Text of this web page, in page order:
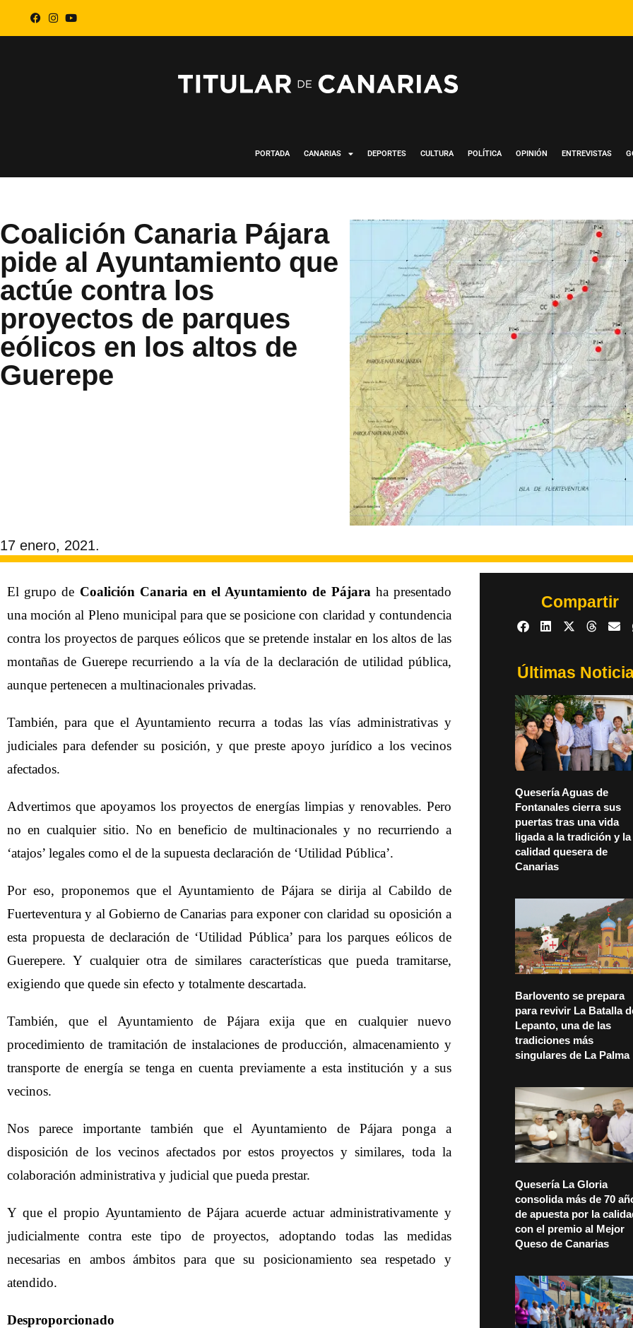
PORTADA CANARIAS DEPORTES CULTURA POLÍTICA OPINIÓN ENTREVISTAS
Coalición Canaria Pájara
pide al Ayuntamiento que
actúe contra los
proyectos de parques
eólicos en los altos de
Guerepe
17 enero, 2021.
El grupo de Coalición Canaria en el Ayuntamiento de Pájara ha presentado
una moción al Pleno municipal para que se posicione con claridad y contundencia
contra los proyectos de parques eólicos que se pretende instalar en los altos de las
montañas de Guerepe recurriendo a la vía de la declaración de utilidad pública,
aunque pertenecen a multinacionales privadas.
También, para que el Ayuntamiento recurra a todas las vías administrativas y
judiciales para defender su posición, y que preste apoyo jurídico a los vecinos
afectados.
Advertimos que apoyamos los proyectos de energías limpias y renovables. Pero
no en cualquier sitio. No en beneficio de multinacionales y no recurriendo a
‘atajos’ legales como el de la supuesta declaración de ‘Utilidad Pública’.
Por eso, proponemos que el Ayuntamiento de Pájara se dirija al Cabildo de
Fuerteventura y al Gobierno de Canarias para exponer con claridad su oposición a
esta propuesta de declaración de ‘Utilidad Pública’ para los parques eólicos de
Guerepere. Y cualquier otra de similares características que pueda tramitarse,
exigiendo que quede sin efecto y totalmente descartada.
También, que el Ayuntamiento de Pájara exija que en cualquier nuevo
procedimiento de tramitación de instalaciones de producción, almacenamiento y
transporte de energía se tenga en cuenta previamente a esta institución y a sus
vecinos.
Nos parece importante también que el Ayuntamiento de Pájara ponga a
disposición de los vecinos afectados por estos proyectos y similares, toda la
colaboración administrativa y judicial que pueda prestar.
Y que el propio Ayuntamiento de Pájara acuerde actuar administrativamente y
judicialmente contra este tipo de proyectos, adoptando todas las medidas
necesarias en ambos ámbitos para que su posicionamiento sea respetado y
atendido.
Desproporcionado
Compartir
Últimas
Quesería Aguas de
Fontanales cierra sus
puertas tras una vida
ligada a la tradición y la
calidad quesera de
Canarias
Barlovento se prepara
para revivir La Batalla
Lepanto, una de las
tradiciones más
singulares de La Palma
Quesería La Gloria
consolida más de 70
de apuesta por la
con el premio al Mejor
Queso de Canarias